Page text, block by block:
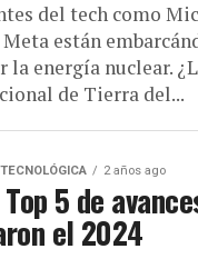
del tech como
están
la energía nuclear.
de Tierra del...
2 años ago
5 de
el 2024